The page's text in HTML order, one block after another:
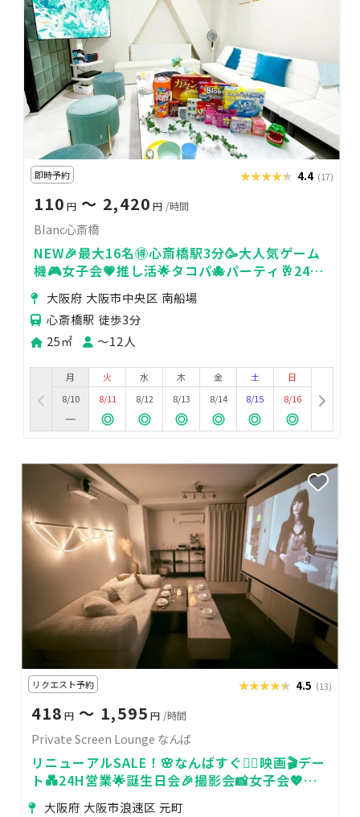
即時予約 ★★★★★
★★★★★ 4.4 (17)
110 円〜 2,420 円 /時間
Blanc心斎橋
NEW🎉最大16名🉐心斎橋駅3分🥳大人気ゲーム
機🎮女子会💗推し活🌟タコパ🐙パーティ🥂24H
🏪blanc心斎橋
大阪府 大阪市中央区 南船場
心斎橋駅 徒歩3分
25㎡
〜12人
月
8/10
火
8/11
水
8/12
木
8/13
金
8/14
土
8/15
日
8/16
リクエスト予約 ★★★★★
★★★★★ 4.5 (13)
418 円 〜 1,595 円 /時間
Private Screen Lounge なんば
リニューアルSALE！🌸なんばすぐ🚶‍♂️映画🎬デー
ト💑24H営業🌟誕生日会🎉撮影会📸女子会💖推
し活✨️大阪府 大阪市浪速区 元町